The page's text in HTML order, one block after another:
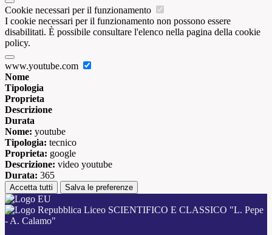
Cookie necessari per il funzionamento
I cookie necessari per il funzionamento non possono essere
disabilitati. È possibile consultare l'elenco nella pagina della cookie
policy.
www.youtube.com
Nome
Tipologia
Proprieta
Descrizione
Durata
Nome: youtube
Tipologia: tecnico
Proprieta: google
Descrizione: video youtube
Durata: 365
Accetta tutti Salva le preferenze
Liceo SCIENTIFICO E CLASSICO "L. Pepe
- A. Calamo"